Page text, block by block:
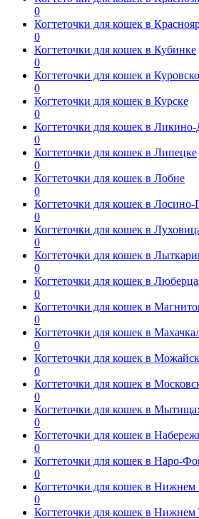
0
Когтеточки для кошек в
0
Когтеточки для кошек в Кубинке
0
Когтеточки для кошек в
0
Когтеточки для кошек в Курске
0
Когтеточки для кошек в Ликино-
0
Когтеточки для кошек в Липецке
0
Когтеточки для кошек в Лобне
0
Когтеточки для кошек в Лосино-
0
Когтеточки для кошек в
0
Когтеточки для кошек в
0
Когтеточки для кошек в
0
Когтеточки для кошек в
0
Когтеточки для кошек в
0
Когтеточки для кошек в
0
Когтеточки для кошек в
0
Когтеточки для кошек в
0
Когтеточки для кошек в
0
Когтеточки для кошек в Наро-
0
Когтеточки для кошек в Нижнем
0
Когтеточки для кошек в Нижнем